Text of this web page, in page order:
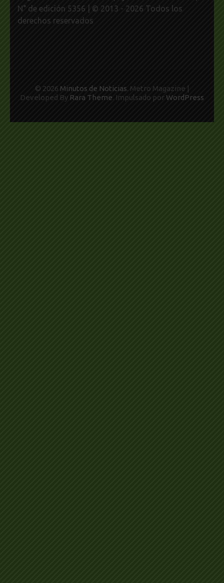
N° de edición 5356 | © 2013 - 2026 Todos los
derechos reservados
© 2026 Minutos de Noticias. Metro Magazine |
Developed By Rara Theme. Impulsado por WordPress